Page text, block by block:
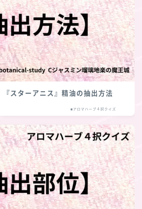
スターアニス』精油の抽出方法
■アロマハーブ４択クイズ